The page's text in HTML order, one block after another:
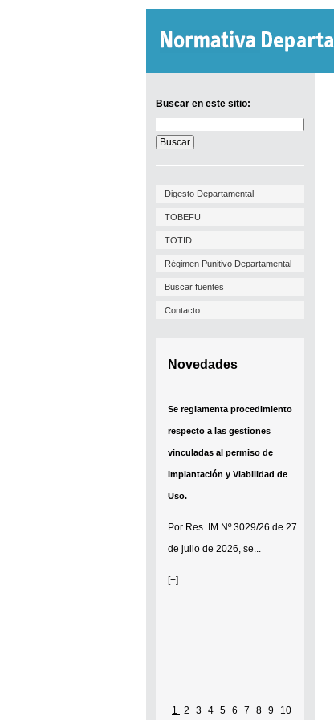
Buscar en este sitio:
en
este
sitio:
Digesto Departamental
TOBEFU
TOTID
Régimen Punitivo Departamental
Buscar fuentes
Contacto
Novedades
Se reglamenta procedimiento
respecto a las gestiones
vinculadas al permiso de
Implantación y Viabilidad de
Uso.
Por Res. IM Nº 3029/26 de 27
de julio de 2026, se...
[+]
1 2 3 4 5 6 7 8 9 10